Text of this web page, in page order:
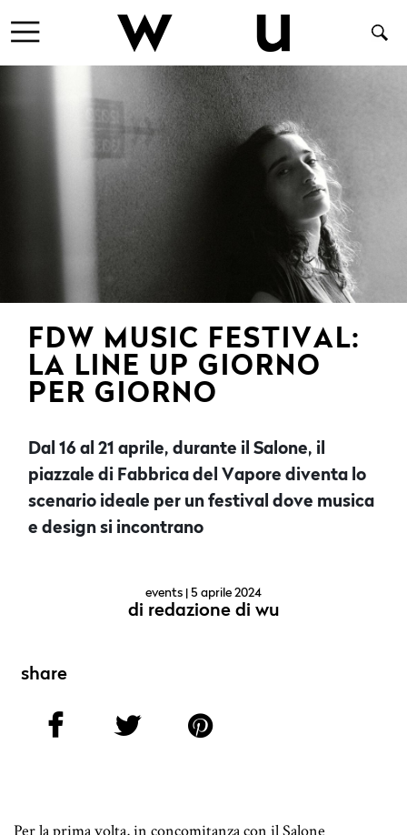
FDW MUSIC FESTIVAL:
LA LINE UP GIORNO
PER GIORNO
Dal 16 al 21 aprile, durante il Salone, il
piazzale di Fabbrica del Vapore diventa lo
scenario ideale per un festival dove musica
e design si incontrano
events | 5 aprile 2024
di redazione di wu
share